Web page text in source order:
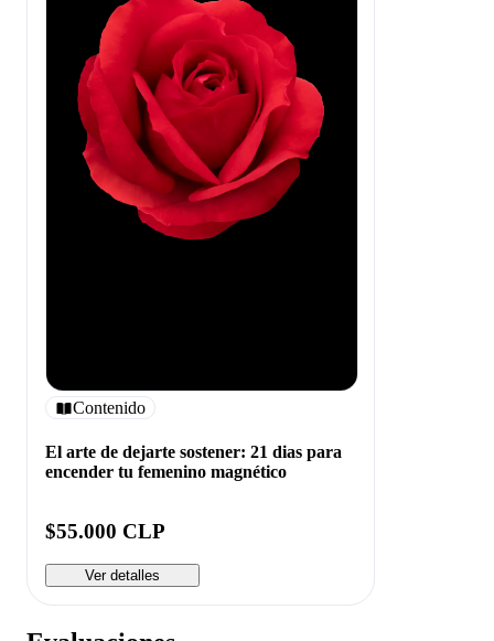
Contenido
El arte de dejarte sostener: 21 dias para
encender tu femenino magnético
$55.000 CLP
Ver detalles